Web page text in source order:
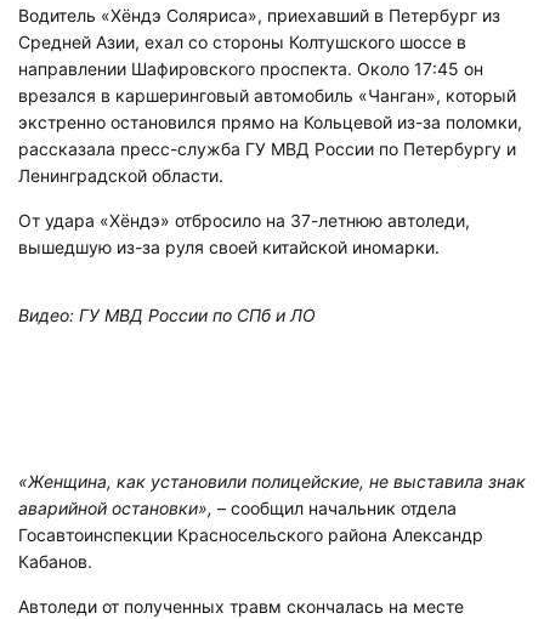
Водитель «Хёндэ Соляриса», приехавший в Петербург из
Средней Азии, ехал со стороны Колтушского шоссе в
направлении Шафировского проспекта. Около 17:45 он
врезался в каршеринговый автомобиль «Чанган», который
экстренно остановился прямо на Кольцевой из-за поломки,
рассказала пресс-служба ГУ МВД России по Петербургу и
Ленинградской области.
От удара «Хёндэ» отбросило на 37-летнюю автоледи,
вышедшую из-за руля своей китайской иномарки.
Видео: ГУ МВД России по СПб и ЛО
«Женщина, как установили полицейские, не выставила знак
аварийной остановки», – сообщил начальник отдела
Госавтоинспекции Красносельского района Александр
Кабанов.
Автоледи от полученных травм скончалась на месте